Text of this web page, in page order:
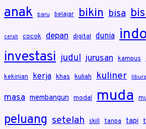
anak baru belajar bikin bisa
cerah cocok depan digital dunia
investasi judul jurusan kampus
kekinian kerja khas kuliah kuliner
masa membangun modal muda
peluang setelah skill tanpa tapi